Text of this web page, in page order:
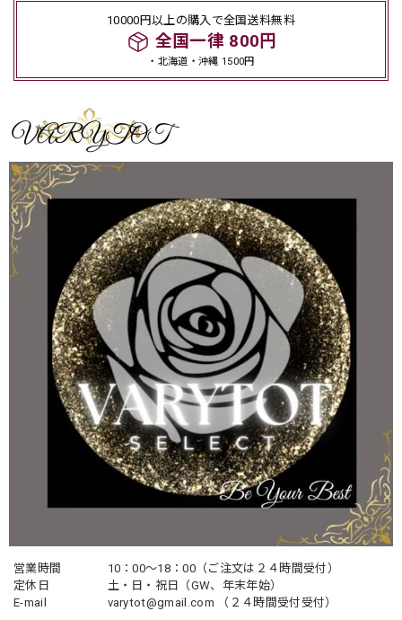
10000円以上の購入で全国送料無料
全国一律 800円
・北海道・沖縄 1500円
営業時間
10：00〜18：00（ご注文は２４時間受付）
定休日
土・日・祝日（GW、年末年始）
E-mail
varytot@gmail.com （２４時間受付受付）